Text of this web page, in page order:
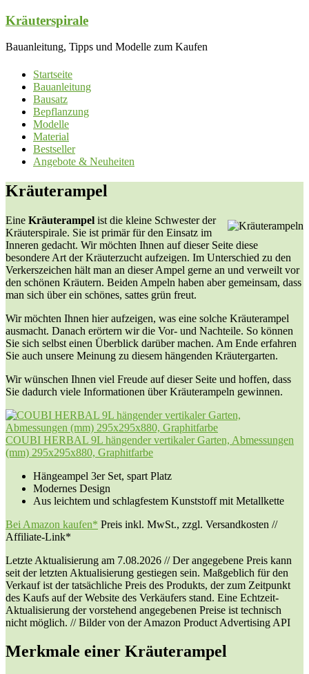
Zum
springen
Kräuterspirale
Bauanleitung, Tipps und Modelle zum Kaufen
Startseite
Bauanleitung
Bausatz
Bepflanzung
Modelle
Material
Bestseller
Angebote & Neuheiten
Kräuterampel
Eine Kräuterampel ist die kleine Schwester der
Kräuterspirale. Sie ist primär für den Einsatz im
Inneren gedacht. Wir möchten Ihnen auf dieser Seite diese
besondere Art der Kräuterzucht aufzeigen. Im Unterschied zu den
Verkerszeichen hält man an dieser Ampel gerne an und verweilt vor
den schönen Kräutern. Beiden Ampeln haben aber gemeinsam, dass
man sich über ein schönes, sattes grün freut.
Wir möchten Ihnen hier aufzeigen, was eine solche Kräuterampel
ausmacht. Danach erörtern wir die Vor- und Nachteile. So können
Sie sich selbst einen Überblick darüber machen. Am Ende erfahren
Sie auch unsere Meinung zu diesem hängenden Kräutergarten.
Wir wünschen Ihnen viel Freude auf dieser Seite und hoffen, dass
Sie dadurch viele Informationen über Kräuterampeln gewinnen.
COUBI HERBAL 9L hängender vertikaler Garten, Abmessungen
(mm) 295x295x880, Graphitfarbe
Hängeampel 3er Set, spart Platz
Modernes Design
Aus leichtem und schlagfestem Kunststoff mit Metallkette
Bei Amazon kaufen* Preis inkl. MwSt., zzgl. Versandkosten //
Affiliate-Link*
Letzte Aktualisierung am 7.08.2026 // Der angegebene Preis kann
seit der letzten Aktualisierung gestiegen sein. Maßgeblich für den
Verkauf ist der tatsächliche Preis des Produkts, der zum Zeitpunkt
des Kaufs auf der Website des Verkäufers stand. Eine Echtzeit-
Aktualisierung der vorstehend angegebenen Preise ist technisch
nicht möglich. // Bilder von der Amazon Product Advertising API
Merkmale einer Kräuterampel